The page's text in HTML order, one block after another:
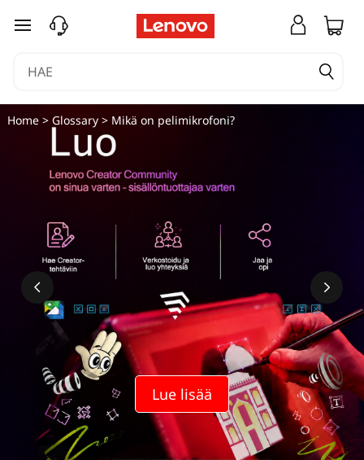
siirry pääsisältöön
Lue lisää
Home> Glossary> Mikä on pelimikrofoni?